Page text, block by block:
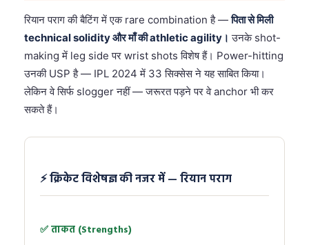
रियान पराग की बैटिंग में एक rare combination है —पिता से मिली
technical solidity और माँ की athletic agility। उनके shot-
making में leg side पर wrist shots विशेष हैं। Power-hitting
उनकी USP है — IPL 2024 में 33 सिक्सेस ने यह साबित किया।
लेकिन वे सिर्फ slogger नहीं — जरूरत पड़ने पर वे anchor भी कर
सकते हैं।
⚡ क्रिकेट विशेषज्ञ की नजर में — रियान पराग
✅ ताकत (Strengths)